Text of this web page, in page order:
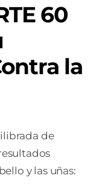
60
la
de
y las uñas: